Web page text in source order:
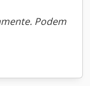
Podem